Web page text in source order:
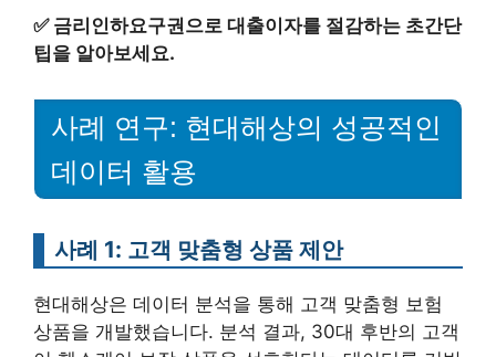
✅ 금리인하요구권으로 대출이자를 절감하는 초간단
팁을 알아보세요.
사례 연구: 현대해상의 성공적인
데이터 활용
사례 1: 고객 맞춤형 상품 제안
현대해상은 데이터 분석을 통해 고객 맞춤형 보험
상품을 개발했습니다. 분석 결과, 30대 후반의 고객